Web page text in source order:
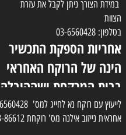
במידת הצורך ניתן לקבל את עזרת
הצוות
בטלפון: 03-6560428
אחריות הספקת התכשיר
הינה של הרוקח האחראי
בבית המרקחת ושההובלה
בפועל תעשה בעזרת
השליח
אחראית נייזוב אילנה מס' רוקחת 3-86612 medipharmeoffice@gmail.com